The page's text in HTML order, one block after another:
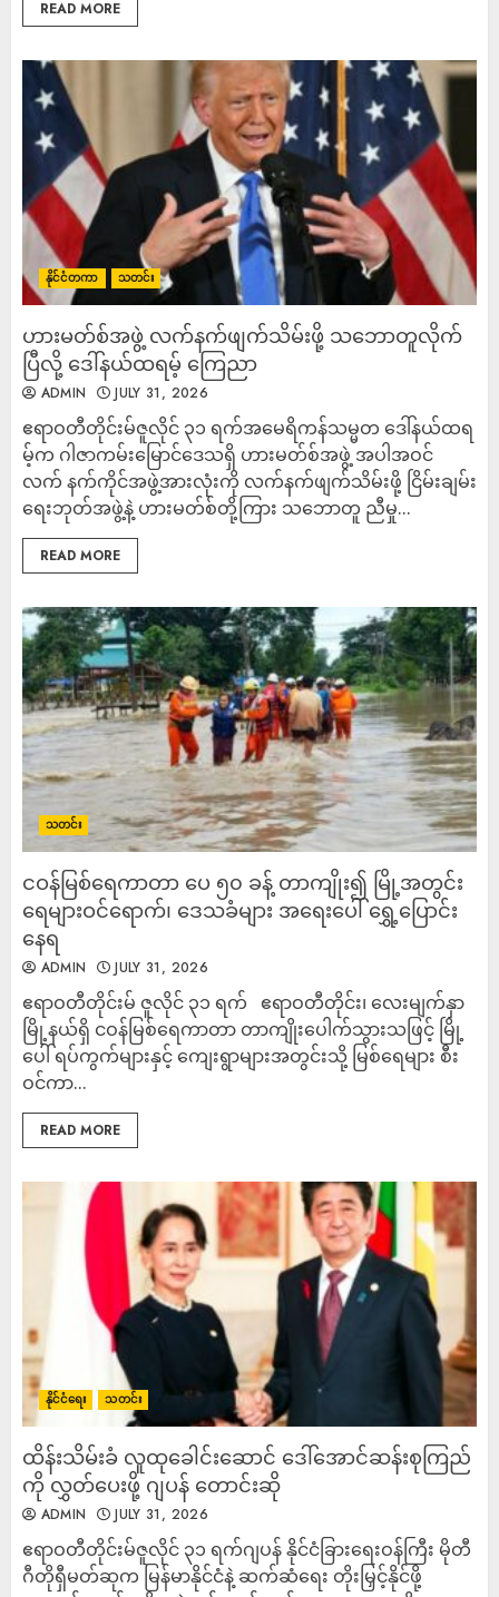
READ MORE
နိုင်ငံတကာ သတင်း
ဟားမတ်စ်အဖွဲ့ လက်နက်ဖျက်သိမ်းဖို့ သဘောတူလိုက်
ပြီလို့ ဒေါ်နယ်ထရမ့် ကြေညာ
ADMIN JULY 31, 2026
ဧရာဝတီတိုင်းမ်ဇူလိုင် ၃၁ ရက်အမေရိကန်သမ္မတ ဒေါ်နယ်ထရ
မ့်က ဂါဇာကမ်းမြောင်ဒေသရှိ ဟားမတ်စ်အဖွဲ့ အပါအဝင်
လက် နက်ကိုင်အဖွဲ့အားလုံးကို လက်နက်ဖျက်သိမ်းဖို့ ငြိမ်းချမ်း
ရေးဘုတ်အဖွဲ့နဲ့ ဟားမတ်စ်တို့ကြား သဘောတူ ညီမှု...
READ MORE
သတင်း
ငဝန်မြစ်ရေကာတာ ပေ ၅၀ ခန့် တာကျိုး၍ မြို့အတွင်း
ရေများဝင်ရောက်၊ ဒေသခံများ အရေးပေါ် ရွှေ့ပြောင်း
နေရ
ADMIN JULY 31, 2026
ဧရာဝတီတိုင်းမ် ဇူလိုင် ၃၁ ရက် ဧရာဝတီတိုင်း၊ လေးမျက်နှာ
မြို့နယ်ရှိ ငဝန်မြစ်ရေကာတာ တာကျိုးပေါက်သွားသဖြင့် မြို့
ပေါ် ရပ်ကွက်များနှင့် ကျေးရွာများအတွင်းသို့ မြစ်ရေများ စီး
ဝင်ကာ...
READ MORE
နိုင်ငံရေး သတင်း
ထိန်းသိမ်းခံ လူထုခေါင်းဆောင် ဒေါ်အောင်ဆန်းစုကြည်
ကို လွှတ်ပေးဖို့ ဂျပန် တောင်းဆို
ADMIN JULY 31, 2026
ဧရာဝတီတိုင်းမ်ဇူလိုင် ၃၁ ရက်ဂျပန် နိုင်ငံခြားရေးဝန်ကြီး မိုတီ
ဂီတိုရှီမတ်ဆုက မြန်မာနိုင်ငံနဲ့ ဆက်ဆံရေး တိုးမြှင့်နိုင်ဖို့